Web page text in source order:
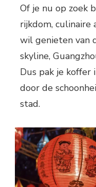
Of je nu op zoek
rijkdom,
wil genieten van
skyline,
Dus pak je koffer
door de
stad.